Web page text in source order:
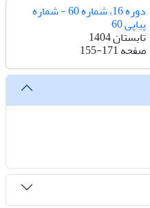
دوره 16، شماره 60 - شماره
پیاپی 60
تابستان 1404
صفحه155-171